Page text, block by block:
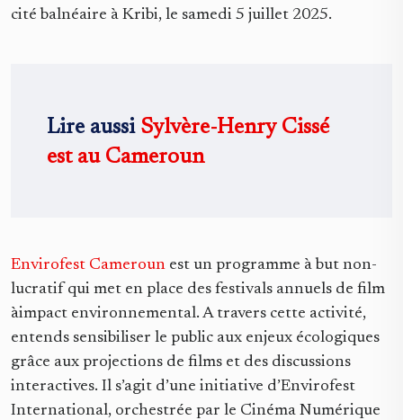
cité balnéaire à Kribi, le samedi 5 juillet 2025.
Lire aussi Sylvère-Henry Cissé
est au Cameroun
Envirofest Cameroun est un programme à but non-
lucratif qui met en place des festivals annuels de film
àimpact environnemental. A travers cette activité,
entends sensibiliser le public aux enjeux écologiques
grâce aux projections de films et des discussions
interactives. Il s’agit d’une initiative d’Envirofest
International, orchestrée par le Cinéma Numérique